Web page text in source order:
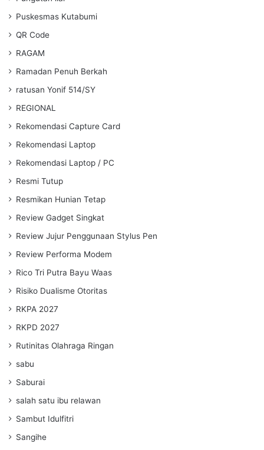
Puskesmas Kutabumi
QR Code
RAGAM
Ramadan Penuh Berkah
ratusan Yonif 514/SY
REGIONAL
Rekomendasi Capture Card
Rekomendasi Laptop
Rekomendasi Laptop / PC
Resmi Tutup
Resmikan Hunian Tetap
Review Gadget Singkat
Review Jujur Penggunaan Stylus Pen
Review Performa Modem
Rico Tri Putra Bayu Waas
Risiko Dualisme Otoritas
RKPA 2027
RKPD 2027
Rutinitas Olahraga Ringan
sabu
Saburai
salah satu ibu relawan
Sambut Idulfitri
Sangihe